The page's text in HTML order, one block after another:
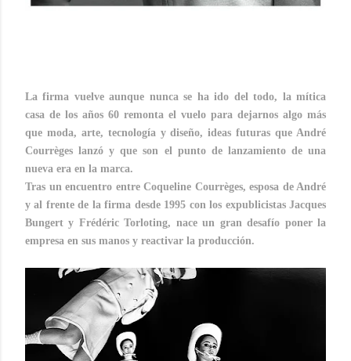
La firma vuelve aunque nunca se ha ido del todo, la mítica
casa de los años 60 remonta el vuelo para dejarnos algo más
que moda, arte, tecnología y diseño, ideas futuras que André
Courrèges lanzó y que son el punto de lanzamiento de una
nueva era en la marca.
Tras un encuentro entre Coqueline Courrèges, esposa de André
y al frente de la firma desde 1995 con los expublicistas Jacques
Bungert y Frédéric Torloting, nace un gran desafío poner la
empresa en sus manos y reactivar la producción.